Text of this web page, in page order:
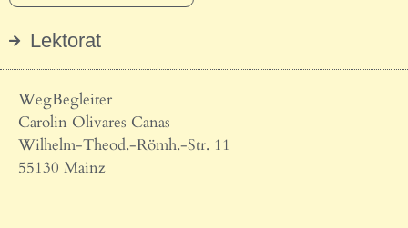
Lektorat
WegBegleiter
Carolin Olivares Canas
Wilhelm-Theod.-Römh.-Str. 11
55130 Mainz